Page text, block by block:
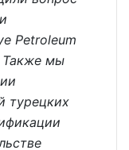
Petroleum
Также мы
турецких